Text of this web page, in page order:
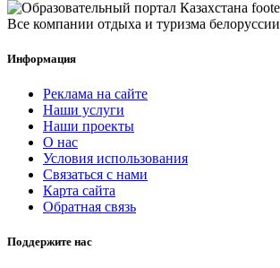
Все компании отдыха и туризма белоруссии
Информация
Реклама на сайте
Наши услуги
Наши проекты
О нас
Условия использования
Связаться с нами
Карта сайта
Обратная связь
Поддержите нас